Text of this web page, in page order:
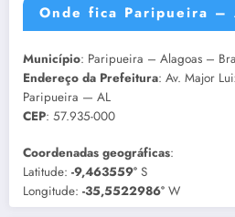
Onde fica Paripueira –
Município: Paripueira – Alagoas –
Endereço da Prefeitura: Av. Major
Paripueira — AL
CEP: 57.935-000
Coordenadas geográficas:
Latitude: -9,463559° S
Longitude: -35,5522986° W